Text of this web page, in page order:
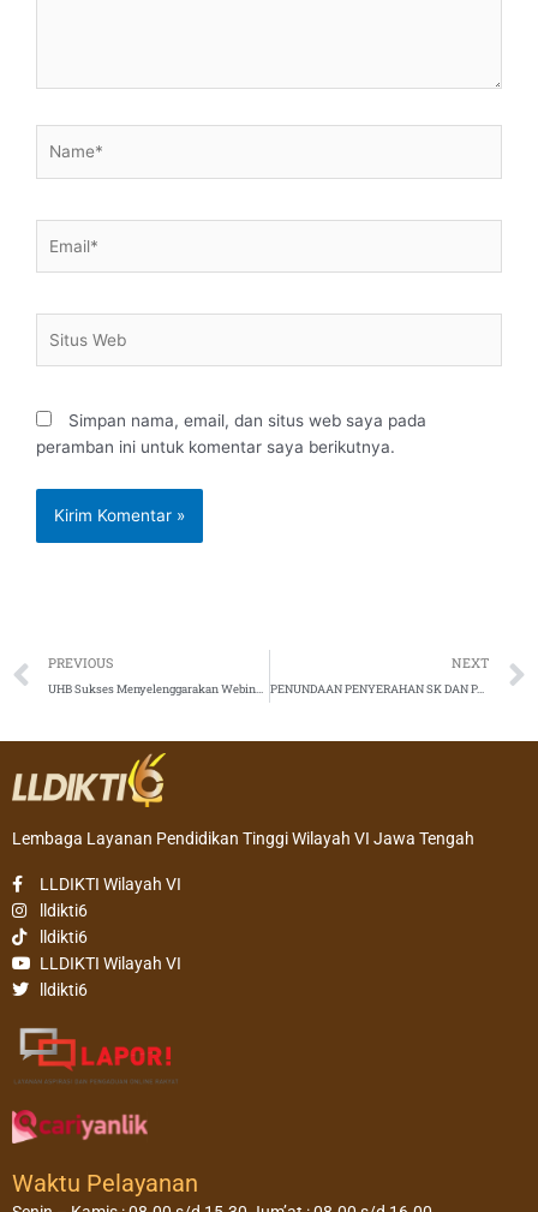
Web
Simpan nama, email, dan situs web saya pada
peramban ini untuk komentar saya berikutnya.
Prev
PREVIOUS
UHB Sukses Menyelenggarakan Webinar Nasional Keperawatan Anestesiologi
NEXT
PENUNDAAN PENYERAHAN SK DAN PAK JABATAN FUNGSIONAL AKADEMIK DOSEN, 5 JUNI 2020
Lembaga Layanan Pendidikan Tinggi Wilayah VI Jawa Tengah
LLDIKTI Wilayah VI
lldikti6
lldikti6
LLDIKTI Wilayah VI
lldikti6
Waktu Pelayanan